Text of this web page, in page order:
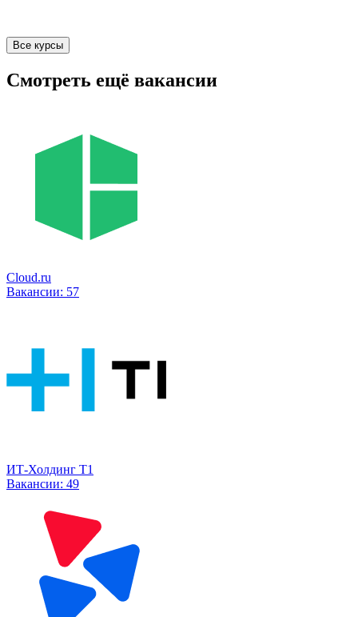
Все курсы
Смотреть ещё вакансии
Cloud.ru
Вакансии: 57
ИТ-Холдинг Т1
Вакансии: 49